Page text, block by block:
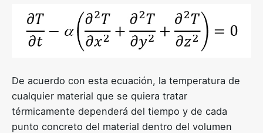
De acuerdo con esta ecuación, la temperatura de
cualquier material que se quiera tratar
térmicamente dependerá del tiempo y de cada
punto concreto del material dentro del volumen